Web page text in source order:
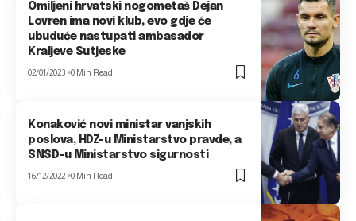
Omiljeni hrvatski nogometaš Dejan
Lovren ima novi klub, evo gdje će
ubuduće nastupati ambasador
Kraljeve Sutjeske
02/01/2023 0 Min Read
Konaković novi ministar vanjskih
poslova, HDZ-u Ministarstvo pravde, a
SNSD-u Ministarstvo sigurnosti
16/12/2022 0 Min Read